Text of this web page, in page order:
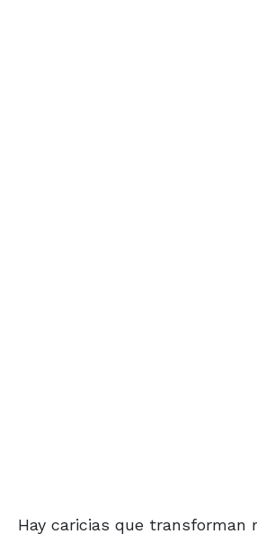
Hay caricias que transforman